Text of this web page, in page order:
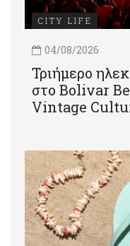
CITY LIFE
04/08/2026
Τριήμερο
στο Bolivar
Vintage